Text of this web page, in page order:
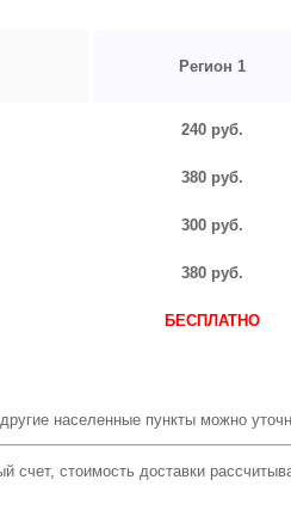
Регион 1
240 руб.
380 руб.
300 руб.
380 руб.
БЕСПЛАТНО
населенные пункты можно
стоимость доставки